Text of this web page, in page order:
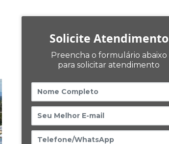
Solicite Atendimento
Preencha o formulário abaixo
para solicitar atendimento